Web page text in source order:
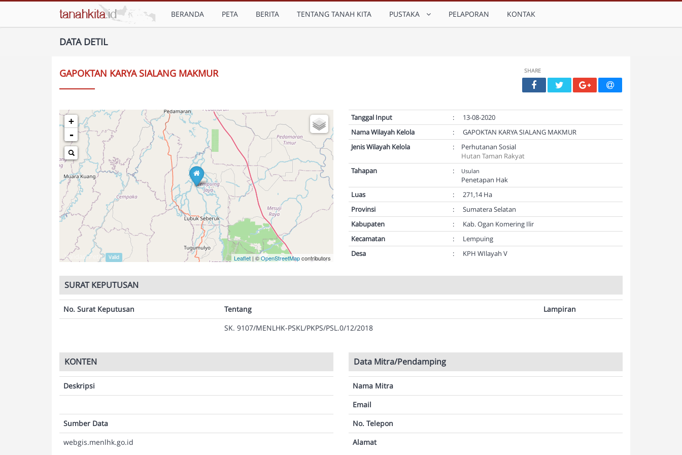
BERANDA PETA BERITA TENTANG TANAH KITA PUSTAKA PELAPORAN KONTAK
DATA DETIL
GAPOKTAN KARYA SIALANG MAKMUR SHARE
+
-
Leaflet | ©OpenStreetMapcontributors
Validasi Peta: Valid
Tanggal Input :
13-08-2020
Nama Wilayah Kelola
:
GAPOKTAN KARYA SIALANG MAKMUR
Jenis Wilayah Kelola
:
Perhutanan Sosial
Hutan Taman Rakyat
Tahapan
: Usulan
Penetapan Hak
Luas
:
271,14 Ha
Provinsi
:
Sumatera Selatan
Kabupaten
:
Kab. Ogan Komering Ilir
Kecamatan
:
Lempuing
Desa
: KPH WIlayah V
SURAT KEPUTUSAN
No. Surat Keputusan Tentang
Lampiran
SK. 9107/MENLHK-PSKL/PKPS/PSL.0/12/2018
KONTEN
Deskripsi
Sumber Data
webgis.menlhk.go.id
Data Mitra/Pendamping
Nama Mitra
Email
No. Telepon
Alamat